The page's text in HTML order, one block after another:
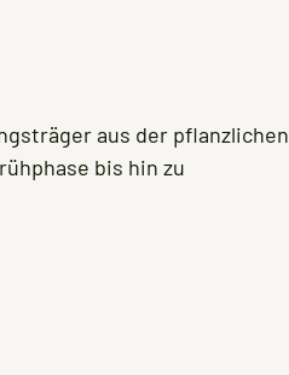
aus der pflanzlichen
bis hin zu